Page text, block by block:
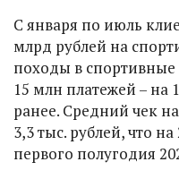
С января по июль
млрд рублей на
походы в
15 млн платежей – на
ранее. Средний чек
3,3 тыс. рублей, что
первого полугодия